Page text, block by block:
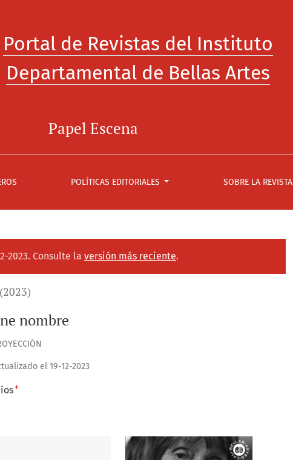
Portal de Revistas del Instituto
Departamental de Bellas Artes
Papel Escena
POLÍTICAS EDITORIALES SOBRE LA REVISTA
2023. Consulte la versión más reciente.
nombre
el 19-12-2023
+